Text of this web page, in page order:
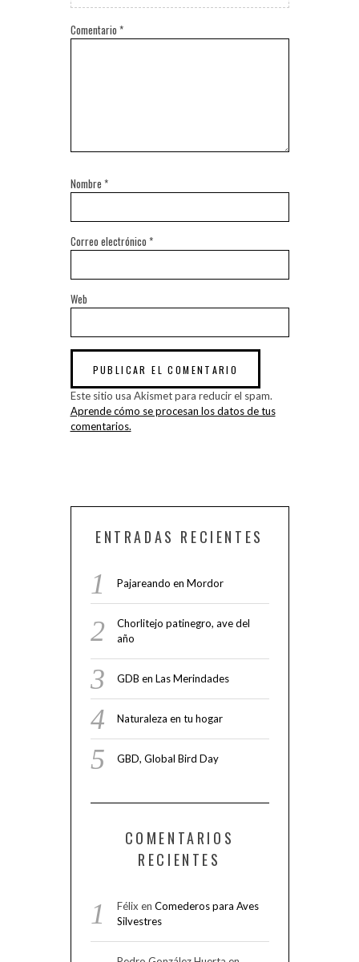
Comentario *
Nombre *
Correo electrónico *
Web
Este sitio usa Akismet para reducir el spam.
Aprende cómo se procesan los datos de tus
comentarios.
ENTRADAS RECIENTES
Pajareando en Mordor
Chorlitejo patinegro, ave del
año
GDB en Las Merindades
Naturaleza en tu hogar
GBD, Global Bird Day
COMENTARIOS
RECIENTES
Félix en Comederos para Aves
Silvestres